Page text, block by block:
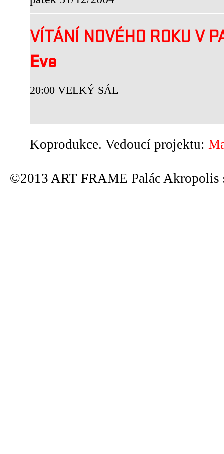
VÍTÁNÍ NOVÉHO ROKU V
Eve
20:00 VELKÝ SÁL
Koprodukce. Vedoucí projektu:
©2013 ART FRAME Palác Akropolis